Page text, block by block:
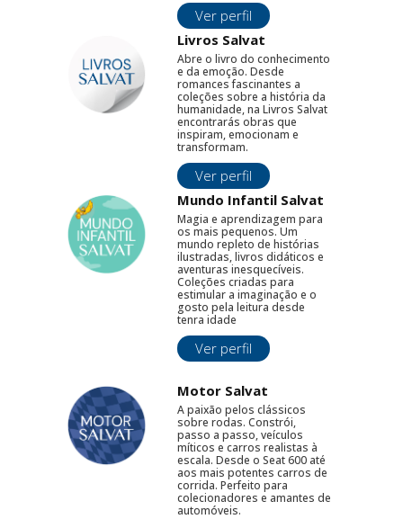
Ver perfil
Livros Salvat
Abre o livro do conhecimento
e da emoção. Desde
romances fascinantes a
coleções sobre a história da
humanidade, na Livros Salvat
encontrarás obras que
inspiram, emocionam e
transformam.
Ver perfil
Mundo Infantil Salvat
Magia e aprendizagem para
os mais pequenos. Um
mundo repleto de histórias
ilustradas, livros didáticos e
aventuras inesquecíveis.
Coleções criadas para
estimular a imaginação e o
gosto pela leitura desde
tenra idade
Ver perfil
Motor Salvat
A paixão pelos clássicos
sobre rodas. Constrói,
passo a passo, veículos
míticos e carros realistas à
escala. Desde o Seat 600 até
aos mais potentes carros de
corrida. Perfeito para
colecionadores e amantes de
automóveis.